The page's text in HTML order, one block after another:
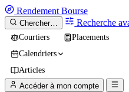
Rendement Bourse
Chercher… Recherche
Courtiers
Placements
Calendriers
Articles
Accéder à mon compte